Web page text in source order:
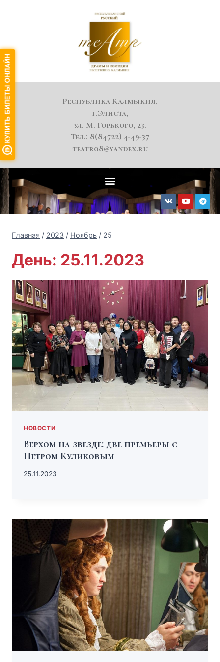
Республика Калмыкия,
г.Элиста,
ул. М. Горького, 23.
Тел.: 8(84722) 4-49-37
teatr08@yandex.ru
Главная / 2023 / Ноябрь / 25
День: 25.11.2023
НОВОСТИ
Верхом на звезде: две премьеры с
Петром Куликовым
25.11.2023